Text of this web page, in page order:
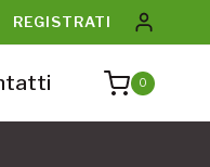
REGISTRATI
0